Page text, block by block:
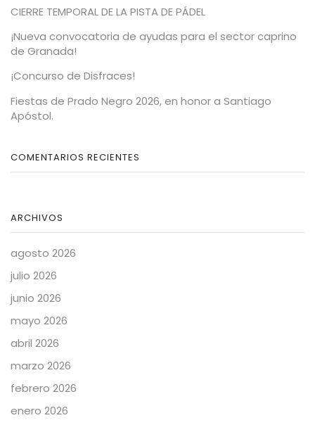
CIERRE TEMPORAL DE LA PISTA DE PÁDEL
¡Nueva convocatoria de ayudas para el sector caprino
de Granada!
¡Concurso de Disfraces!
Fiestas de Prado Negro 2026, en honor a Santiago
Apóstol.
COMENTARIOS RECIENTES
ARCHIVOS
agosto 2026
julio 2026
junio 2026
mayo 2026
abril 2026
marzo 2026
febrero 2026
enero 2026